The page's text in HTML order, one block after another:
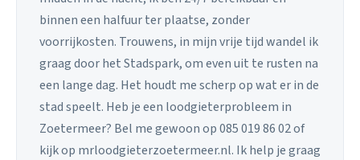
binnen een halfuur ter plaatse, zonder
voorrijkosten. Trouwens, in mijn vrije tijd wandel ik
graag door het Stadspark, om even uit te rusten na
een lange dag. Het houdt me scherp op wat er in de
stad speelt. Heb je een loodgieterprobleem in
Zoetermeer? Bel me gewoon op 085 019 86 02 of
kijk op mrloodgieterzoetermeer.nl. Ik help je graag